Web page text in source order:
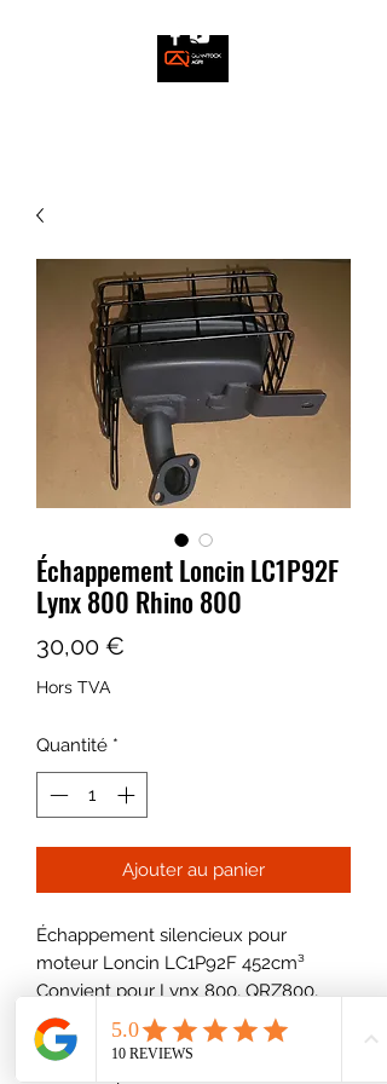
Échappement Loncin LC1P92F
Lynx 800 Rhino 800
30,00 €
Hors TVA
Quantité *
Ajouter au panier
Échappement silencieux pour
moteur Loncin LC1P92F 452cm³
Convient pour Lynx 800, QRZ800,
Rhino 800